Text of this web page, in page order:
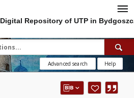
Digital Repository of UTP in
Advanced search Help